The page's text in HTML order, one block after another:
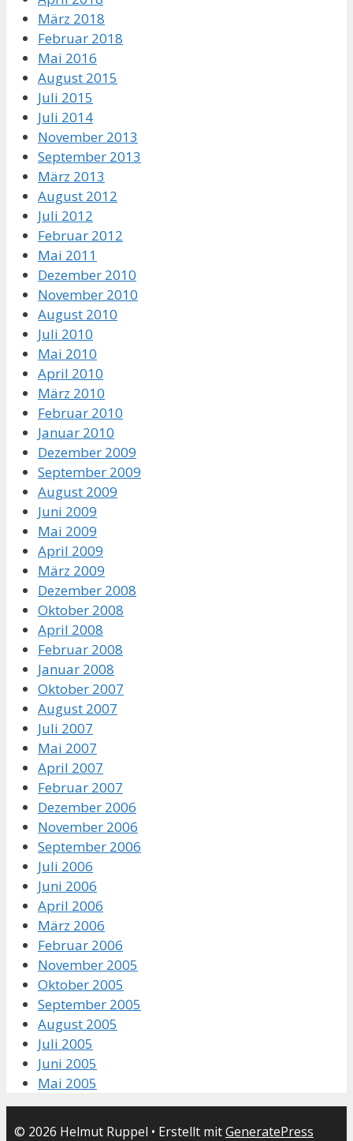
März 2018
Februar 2018
Mai 2016
August 2015
Juli 2015
Juli 2014
November 2013
September 2013
März 2013
August 2012
Juli 2012
Februar 2012
Mai 2011
Dezember 2010
November 2010
August 2010
Juli 2010
Mai 2010
April 2010
März 2010
Februar 2010
Januar 2010
Dezember 2009
September 2009
August 2009
Juni 2009
Mai 2009
April 2009
März 2009
Dezember 2008
Oktober 2008
April 2008
Februar 2008
Januar 2008
Oktober 2007
August 2007
Juli 2007
Mai 2007
April 2007
Februar 2007
Dezember 2006
November 2006
September 2006
Juli 2006
Juni 2006
April 2006
März 2006
Februar 2006
November 2005
Oktober 2005
September 2005
August 2005
Juli 2005
Juni 2005
Mai 2005
© 2026 Helmut Ruppel • Erstellt mitGeneratePress